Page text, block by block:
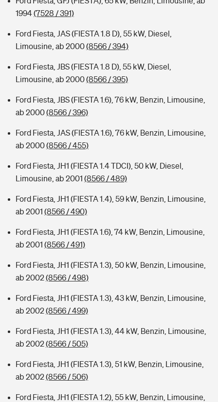
1994(7528 / 391)
Ford Fiesta, JAS (FIESTA 1.8 D), 55 kW, Diesel,
Limousine, ab 2000(8566 / 394)
Ford Fiesta, JBS (FIESTA 1.8 D), 55 kW, Diesel,
Limousine, ab 2000(8566 / 395)
Ford Fiesta, JBS (FIESTA 1.6), 76 kW, Benzin, Limousine,
ab 2000(8566 / 396)
Ford Fiesta, JAS (FIESTA 1.6), 76 kW, Benzin, Limousine,
ab 2000(8566 / 455)
Ford Fiesta, JH1 (FIESTA 1.4 TDCI), 50 kW, Diesel,
Limousine, ab 2001 (8566 / 489)
Ford Fiesta, JH1 (FIESTA 1.4), 59 kW, Benzin, Limousine,
ab 2001 (8566 / 490)
Ford Fiesta, JH1 (FIESTA 1.6), 74 kW, Benzin, Limousine,
ab 2001 (8566 / 491)
Ford Fiesta, JH1 (FIESTA 1.3), 50 kW, Benzin, Limousine,
ab 2002(8566 / 498)
Ford Fiesta, JH1 (FIESTA 1.3), 43 kW, Benzin, Limousine,
ab 2002(8566 / 499)
Ford Fiesta, JH1 (FIESTA 1.3), 44 kW, Benzin, Limousine,
ab 2002(8566 / 505)
Ford Fiesta, JH1 (FIESTA 1.3), 51 kW, Benzin, Limousine,
ab 2002(8566 / 506)
Ford Fiesta, JH1 (FIESTA 1.2), 55 kW, Benzin, Limousine,